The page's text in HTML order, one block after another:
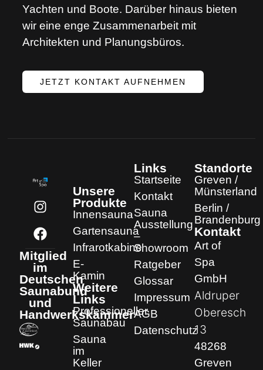
Yachten und Boote. Darüber hinaus bieten
wir eine enge Zusammenarbeit mit
Architekten und Planungsbüros.
JETZT KONTAKT AUFNEHMEN
Mitglied
im
Deutschen
Saunabund
und
Handwerkskammer
Unsere
Produkte
Innensauna
Gartensauna
Infrarotkabine
E-
Kamin
Weitere
Links
Professioneller
Saunabau
Sauna
im
Keller
Links
Startseite
Kontakt
Sauna
Ausstellung
–
Showroom
Ratgeber
Glossar
Impressum
AGB
Datenschutz
Standorte
Greven /
Münsterland
Berlin /
Brandenburg
Kontakt
Art of
Spa
GmbH
Aldruper
Oberesch
13
48268
Greven